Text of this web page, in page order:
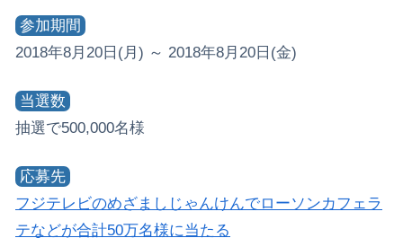
参加期間
2018年8月20日(月) ～ 2018年8月20日(金)
当選数
抽選で500,000名様
応募先
フジテレビのめざましじゃんけんでローソンカフェラ
テなどが合計50万名様に当たる